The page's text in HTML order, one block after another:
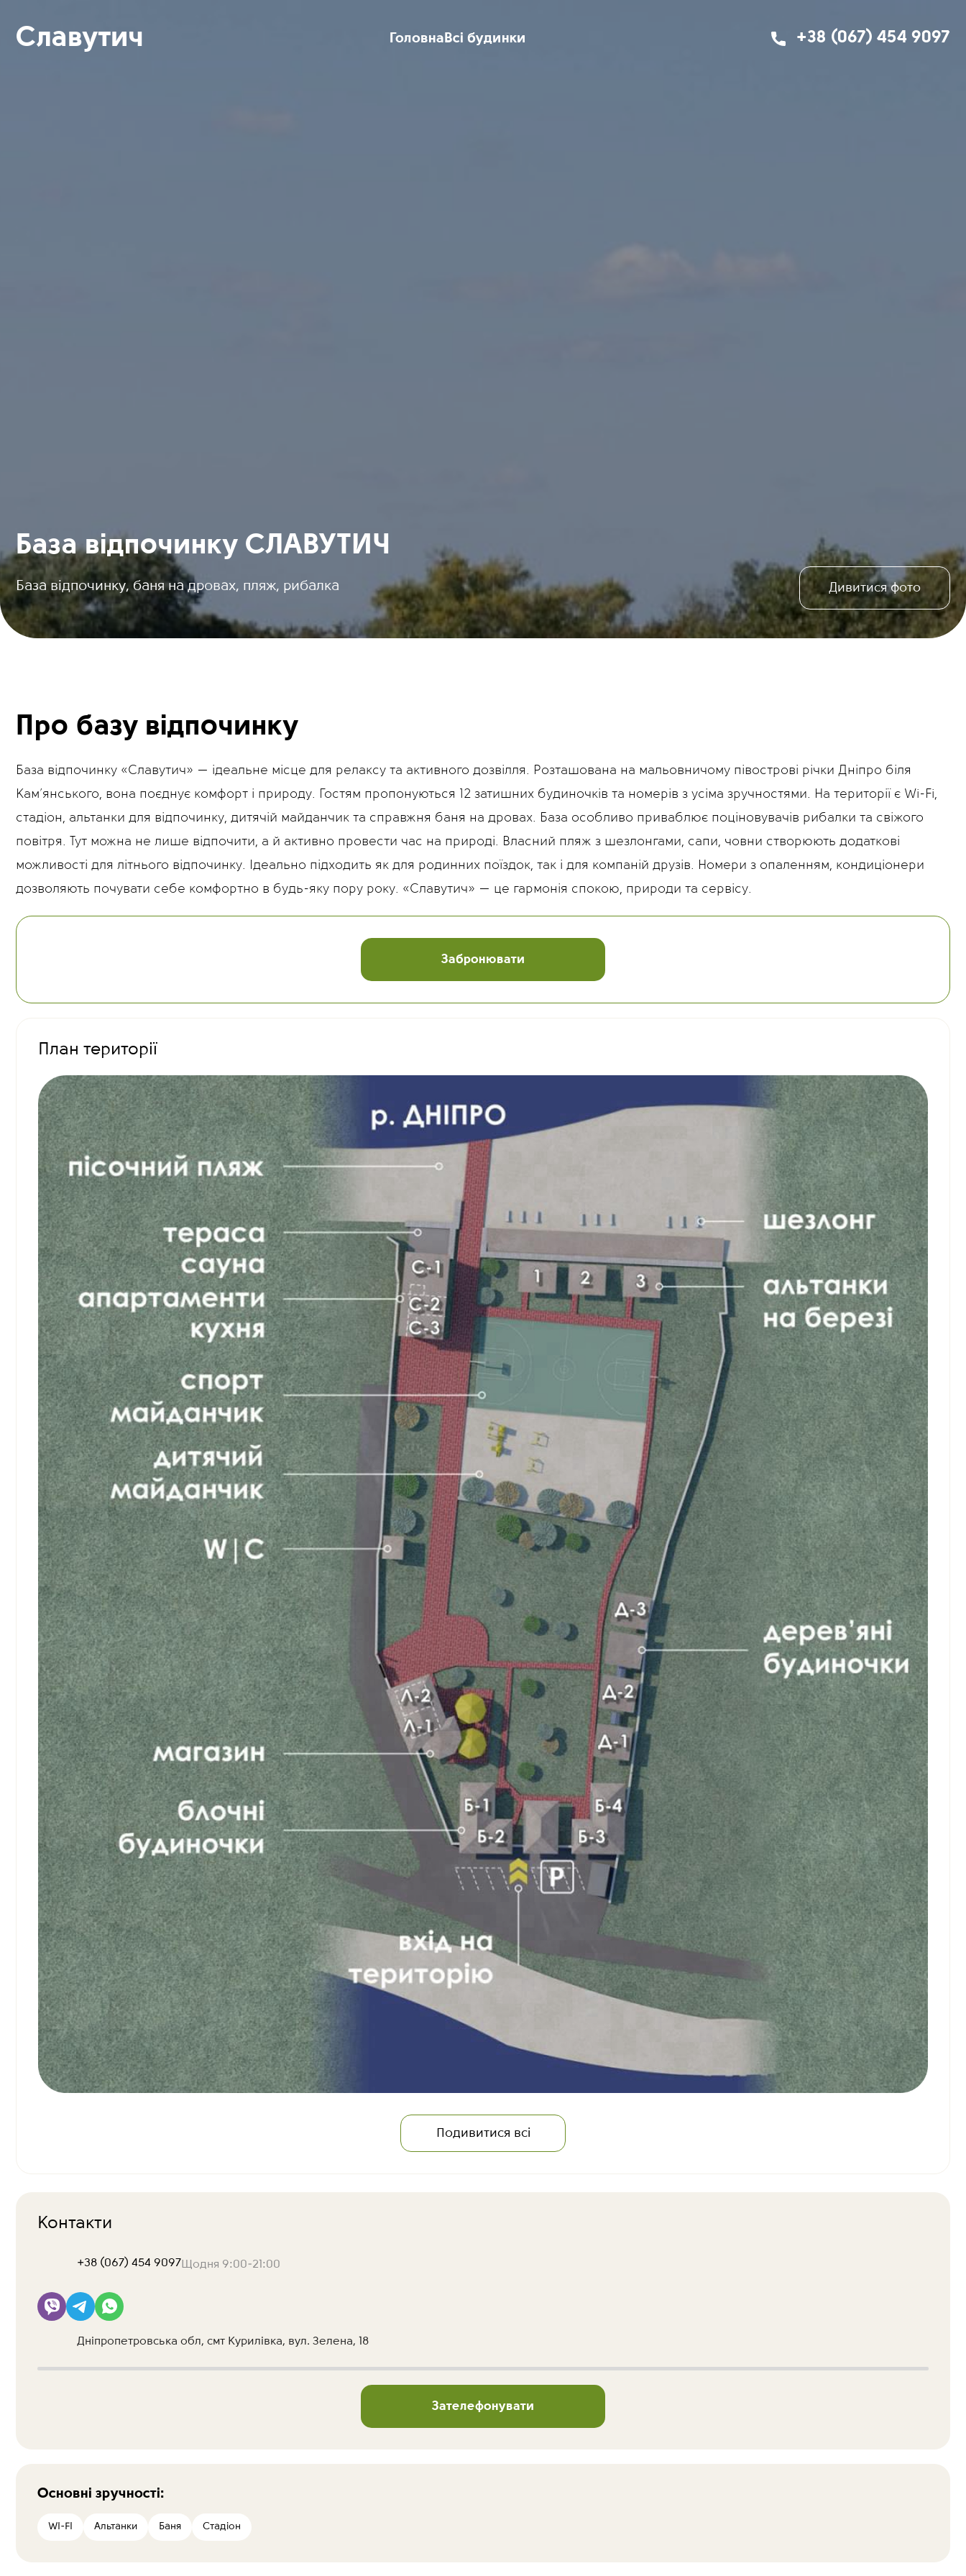
Славутич ГоловнаВсі будинки +38 (067) 454 9097
База відпочинку СЛАВУТИЧ
База відпочинку, баня на дровах, пляж, рибалка Дивитися фото
Про базу відпочинку
База відпочинку «Славутич» — ідеальне місце для релаксу та активного дозвілля. Розташована на мальовничому півострові річки Дніпро біля
Кам’янського, вона поєднує комфорт і природу. Гостям пропонуються 12 затишних будиночків та номерів з усіма зручностями. На території є Wi-Fi,
стадіон, альтанки для відпочинку, дитячій майданчик та справжня баня на дровах. База особливо приваблює поціновувачів рибалки та свіжого
повітря. Тут можна не лише відпочити, а й активно провести час на природі. Власний пляж з шезлонгами, сапи, човни створюють додаткові
можливості для літнього відпочинку. Ідеально підходить як для родинних поїздок, так і для компаній друзів. Номери з опаленням, кондиціонери
дозволяють почувати себе комфортно в будь-яку пору року. «Славутич» — це гармонія спокою, природи та сервісу.
Забронювати
План території
Подивитися всі
Контакти
+38 (067) 454 9097Щодня 9:00-21:00
Дніпропетровська обл, смт Курилівка, вул. Зелена, 18
Зателефонувати
Основні зручності:
WI-FI Альтанки Баня Стадіон